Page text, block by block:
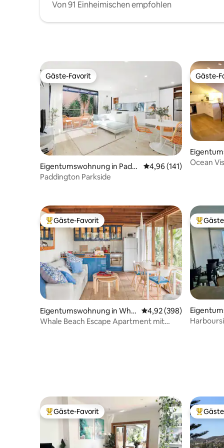
Von 91 Einheimischen empfohlen
Gäste-Favorit
Gäste-Favorit
Eigentumswohnung in Paddi
ngton
Durchschnittliche
4,96 (141)
Paddington Parkside
Gäste-
Gäste-
been
Ocean
Beliebter Gäste-Favorit.
Gäste-Favorit
Eigentumswohnung in Whal
e Beach
Durchschnittliche
4,92 (398)
Whale Beach Escape Apartment mit
eth Bay
Beliebter Gäste-Favorit.
Gäste-Favorit